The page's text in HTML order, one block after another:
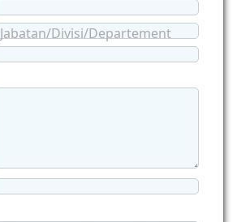
Jabatan/Divisi/Departement